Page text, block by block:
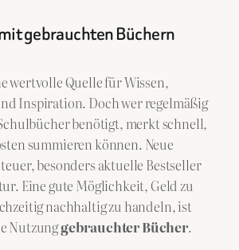
gebrauchten Büchern
wertvolle Quelle für Wissen,
Inspiration. Doch wer regelmäßig
benötigt, merkt schnell,
summieren können. Neue
besonders aktuelle Bestseller
Eine gute Möglichkeit, Geld zu
nachhaltig zu handeln, ist
Nutzunggebrauchter Bücher.